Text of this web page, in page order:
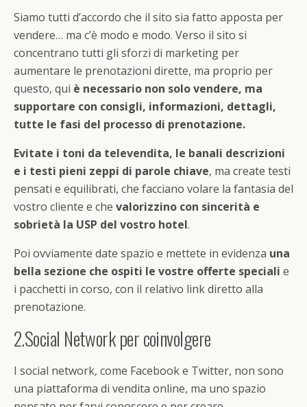
Siamo tutti d’accordo che il sito sia fatto apposta per
vendere… ma c’è modo e modo. Verso il sito si
concentrano tutti gli sforzi di marketing per
aumentare le prenotazioni dirette, ma proprio per
questo, qui è necessario non solo vendere, ma
supportare con consigli, informazioni, dettagli,
tutte le fasi del processo di prenotazione.
Evitate i toni da televendita, le banali descrizioni
e i testi pieni zeppi di parole chiave, ma create testi
pensati e equilibrati, che facciano volare la fantasia del
vostro cliente e che valorizzino con sincerità e
sobrietà la USP del vostro hotel.
Poi ovviamente date spazio e mettete in evidenza una
bella sezione che ospiti le vostre offerte speciali e
i pacchetti in corso, con il relativo link diretto alla
prenotazione.
2.Social Network per coinvolgere
I social network, come Facebook e Twitter, non sono
una piattaforma di vendita online, ma uno spazio